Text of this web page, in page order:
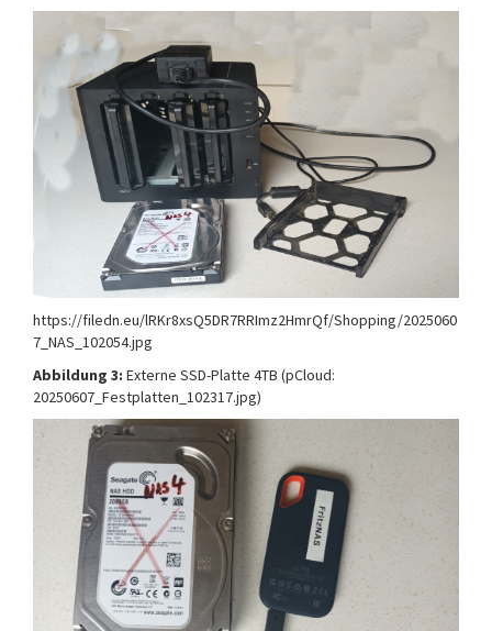
https://filedn.eu/lRKr8xsQ5DR7RRImz2HmrQf/Shopping/2025060
7_NAS_102054.jpg
Abbildung 3: Externe SSD-Platte 4TB (pCloud:
20250607_Festplatten_102317.jpg)